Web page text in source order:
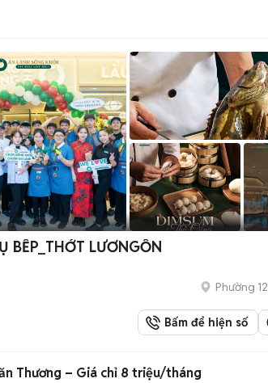
BẾP_THỚT LƯƠNGỔN
Phường 12
Bấm để hiện số
Thương – Giá chỉ 8 triệu/tháng